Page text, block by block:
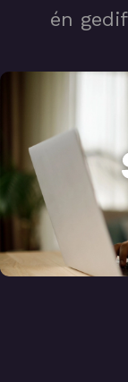
én